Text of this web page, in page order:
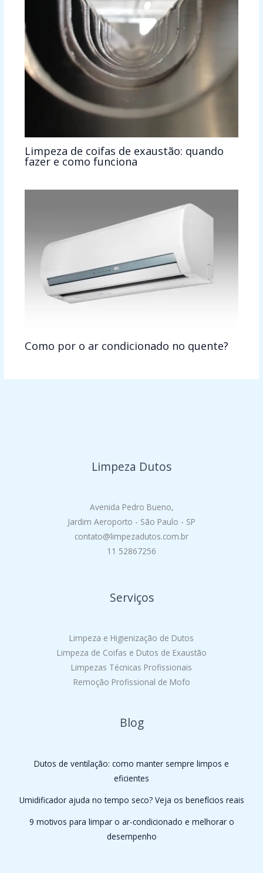
Limpeza de coifas de exaustão: quando
fazer e como funciona
Como por o ar condicionado no quente?
Limpeza Dutos
Avenida Pedro Bueno,
Jardim Aeroporto - São Paulo - SP
contato@limpezadutos.com.br
11 52867256
Serviços
Limpeza e Higienização de Dutos
Limpeza de Coifas e Dutos de Exaustão
Limpezas Técnicas Profissionais
Remoção Profissional de Mofo
Blog
Dutos de ventilação: como manter sempre limpos e
eficientes
Umidificador ajuda no tempo seco? Veja os benefícios reais
9 motivos para limpar o ar-condicionado e melhorar o
desempenho